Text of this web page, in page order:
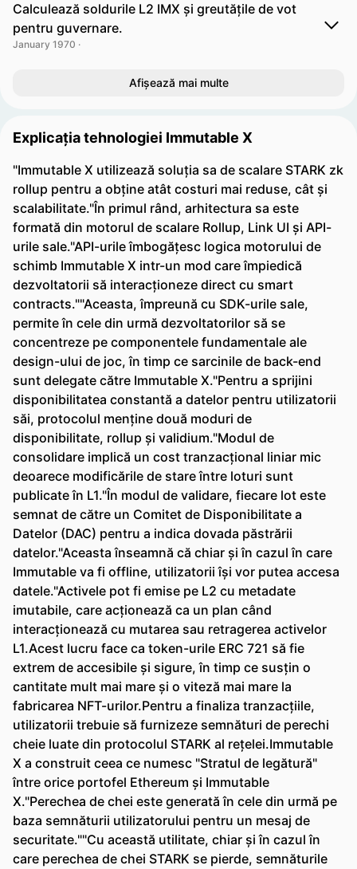
Calculează soldurile L2 IMX și greutățile de vot
pentru guvernare.
January 1970 ·
Afișează mai multe
Explicația tehnologiei Immutable X
"Immutable X utilizează soluția sa de scalare STARK zk
rollup pentru a obține atât costuri mai reduse, cât și
scalabilitate."În primul rând, arhitectura sa este
formată din motorul de scalare Rollup, Link UI și API-
urile sale."API-urile îmbogățesc logica motorului de
schimb Immutable X intr-un mod care împiedică
dezvoltatorii să interacționeze direct cu smart
contracts.""Aceasta, împreună cu SDK-urile sale,
permite în cele din urmă dezvoltatorilor să se
concentreze pe componentele fundamentale ale
design-ului de joc, în timp ce sarcinile de back-end
sunt delegate către Immutable X."Pentru a sprijini
disponibilitatea constantă a datelor pentru utilizatorii
săi, protocolul menține două moduri de
disponibilitate, rollup și validium."Modul de
consolidare implică un cost tranzacțional liniar mic
deoarece modificările de stare între loturi sunt
publicate în L1."În modul de validare, fiecare lot este
semnat de către un Comitet de Disponibilitate a
Datelor (DAC) pentru a indica dovada păstrării
datelor."Aceasta înseamnă că chiar și în cazul în care
Immutable va fi offline, utilizatorii își vor putea accesa
datele."Activele pot fi emise pe L2 cu metadate
imutabile, care acționează ca un plan când
interacționează cu mutarea sau retragerea activelor
L1.Acest lucru face ca token-urile ERC 721 să fie
extrem de accesibile și sigure, în timp ce susțin o
cantitate mult mai mare și o viteză mai mare la
fabricarea NFT-urilor.Pentru a finaliza tranzacțiile,
utilizatorii trebuie să furnizeze semnături de perechi
cheie luate din protocolul STARK al rețelei.Immutable
X a construit ceea ce numesc "Stratul de legătură"
între orice portofel Ethereum și Immutable
X."Perechea de chei este generată în cele din urmă pe
baza semnăturii utilizatorului pentru un mesaj de
securitate.""Cu această utilitate, chiar și în cazul în
care perechea de chei STARK se pierde, semnăturile